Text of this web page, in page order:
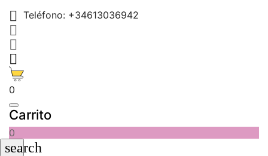
 Teléfono: +34613036942



0
Carrito
0
search